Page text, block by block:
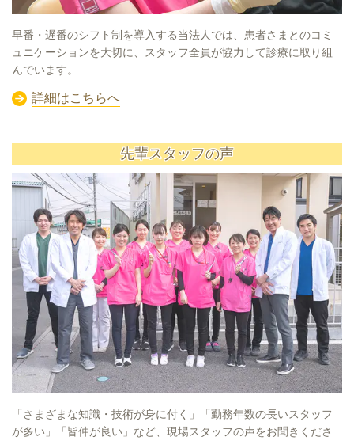
早番・遅番のシフト制を導入する当法人では、患者さまとのコミ
ュニケーションを大切に、スタッフ全員が協力して診療に取り組
んでいます。
詳細はこちらへ
先輩スタッフの声
「さまざまな知識・技術が身に付く」「勤務年数の長いスタッフ
が多い」「皆仲が良い」など、現場スタッフの声をお聞きくださ